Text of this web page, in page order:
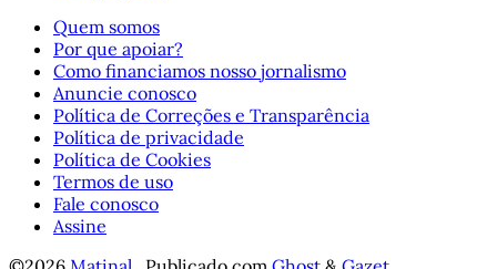
Quem somos
Por que apoiar?
Como financiamos nosso jornalismo
Anuncie conosco
Política de Correções e Transparência
Política de privacidade
Política de Cookies
Termos de uso
Fale conosco
Assine